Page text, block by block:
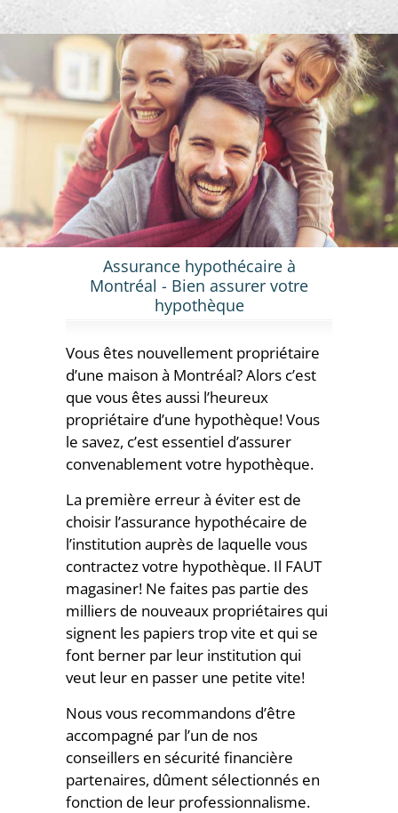
Assurance hypothécaire à
Montréal - Bien assurer votre
hypothèque
Vous êtes nouvellement propriétaire
d’une maison à Montréal? Alors c’est
que vous êtes aussi l’heureux
propriétaire d’une hypothèque! Vous
le savez, c’est essentiel d’assurer
convenablement votre hypothèque.
La première erreur à éviter est de
choisir l’assurance hypothécaire de
l’institution auprès de laquelle vous
contractez votre hypothèque. Il FAUT
magasiner! Ne faites pas partie des
milliers de nouveaux propriétaires qui
signent les papiers trop vite et qui se
font berner par leur institution qui
veut leur en passer une petite vite!
Nous vous recommandons d’être
accompagné par l’un de nos
conseillers en sécurité financière
partenaires, dûment sélectionnés en
fonction de leur professionnalisme.